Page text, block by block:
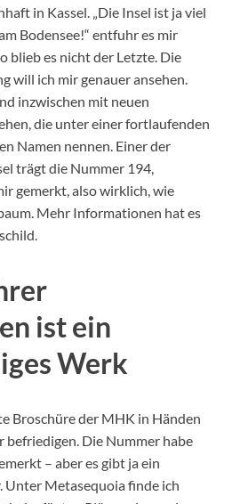
in Kassel. „Die Insel ist ja viel
Bodensee!“ entfuhr es mir
blieb es nicht der Letzte. Die
will ich mir genauer ansehen.
inzwischen mit neuen
die unter einer fortlaufenden
Namen nennen. Einer der
trägt die Nummer 194,
gemerkt, also wirklich, wie
Mehr Informationen hat es
ist ein
Werk
Broschüre der MHK in Händen
befriedigen. Die Nummer habe
– aber es gibt ja ein
Unter Metasequoia finde ich